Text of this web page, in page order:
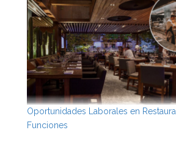
Oportunidades Laborales en
Funciones